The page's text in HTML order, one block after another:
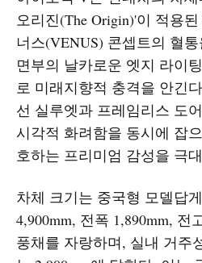
오리진(The Origin)'이 적용
너스(VENUS) 콘셉트의 혈
면부의 날카로운 엣지 라이
로 미래지향적 충격을 안긴
선 실루엣과 프레임리스 도
시각적 화려함을 동시에 잡
호하는 프리미엄 감성을 극
차체 크기는 중국형 모델답
4,900mm, 전폭 1,890mm, 전
풍채를 자랑하며, 실내 거주